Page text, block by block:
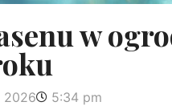
w
2026 5:34 pm